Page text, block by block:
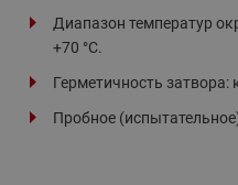
Диапазон температур
+70 °С.
Герметичность затвора:
Пробное